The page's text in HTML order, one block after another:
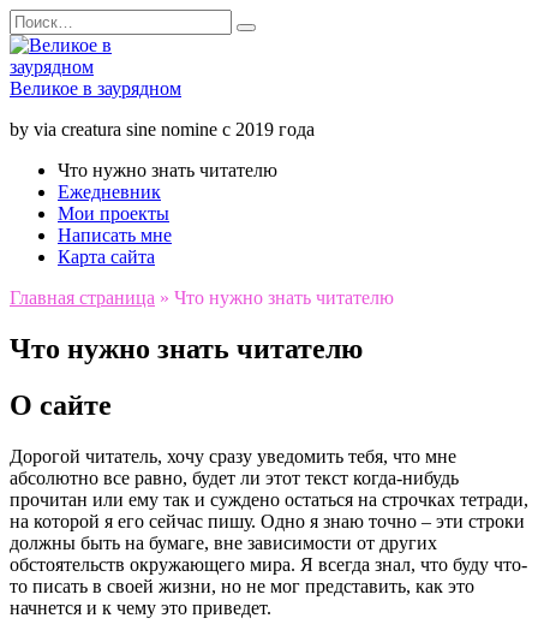
Перейти
к
содержанию
Search
for:
Великое в заурядном
by via creatura sine nomine с 2019 года
Что нужно знать читателю
Ежедневник
Мои проекты
Написать мне
Карта сайта
Главная страница » Что нужно знать читателю
Что нужно знать читателю
О сайте
Дорогой читатель, хочу сразу уведомить тебя, что мне
абсолютно все равно, будет ли этот текст когда-нибудь
прочитан или ему так и суждено остаться на строчках тетради,
на которой я его сейчас пишу. Одно я знаю точно – эти строки
должны быть на бумаге, вне зависимости от других
обстоятельств окружающего мира. Я всегда знал, что буду что-
то писать в своей жизни, но не мог представить, как это
начнется и к чему это приведет.